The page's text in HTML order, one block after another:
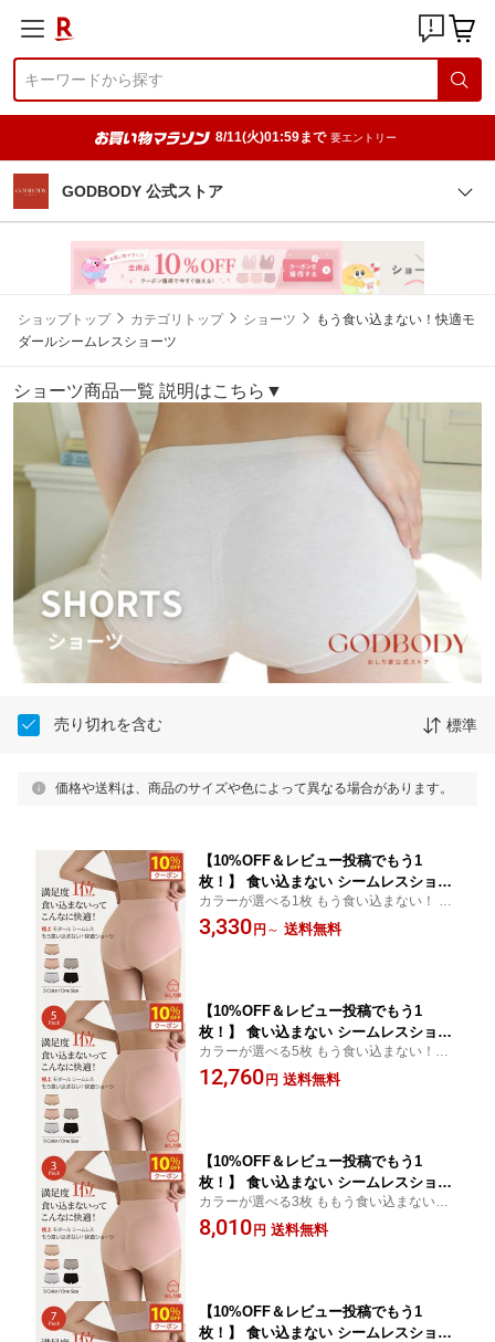
8/11(火)01:59まで 要エントリー
GODBODY 公式ストア
ショップトップ カテゴリトップ ショーツ
もう食い込まない！快適モ
ダールシームレスショーツ
ショーツ商品一覧 説明はこちら▼
売り切れを含む 標準
価格や送料は、商品のサイズや色によって異なる場合があります。
【10%OFF＆レビュー投稿でもう1
枚！】 食い込まない シームレスショー
ツ 食い込まないショーツ 食い込ま ない
シームレス くいこまない 温活 パンツ
カラーが選べる1枚 もう食い込まない！ 快
適モダールシームレスショーツ 温活 ヒップ
ライン 食い込まないショーツ シームレスシ
3,330 円 ～ 送料無料
【10%OFF＆レビュー投稿でもう1
枚！】 食い込まない シームレスショー
ツ 食い込まないショーツ 食い込ま ない
シームレス くいこまない 温活 パンツ
カラーが選べる5枚 もう食い込まない！快
適モダールシームレスショーツ 温活 ヒップ
滑らか 抗菌 脱臭 ラインが出ない 温活 妊活
12,760 円 送料無料
【10%OFF＆レビュー投稿でもう1
枚！】 食い込まない シームレスショー
ツ 食い込まないショーツ 食い込ま ない
シームレス くいこまない 温活 パンツ
カラーが選べる3枚 ももう食い込まない！
快適モダールシームレスショーツ 温活 ヒッ
プ 滑らか 抗菌 脱臭 ラインが出ない 温活 妊
8,010 円 送料無料
【10%OFF＆レビュー投稿でもう1
枚！】 食い込まない シームレスショー